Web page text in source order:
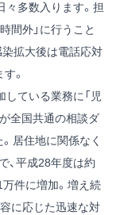
々多数入ります。担
間外」に行うこと
染拡大後は電話応対
。
ている業務に「児
全国共通の相談ダ
居住地に関係なく
、平成28年度は約
件に増加。増え続
に応じた迅速な対